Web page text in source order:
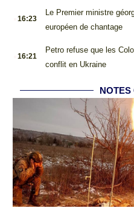
16:23
Le Premier ministre
européen de chantage
16:21
Petro refuse que les
conflit en Ukraine
NOTES